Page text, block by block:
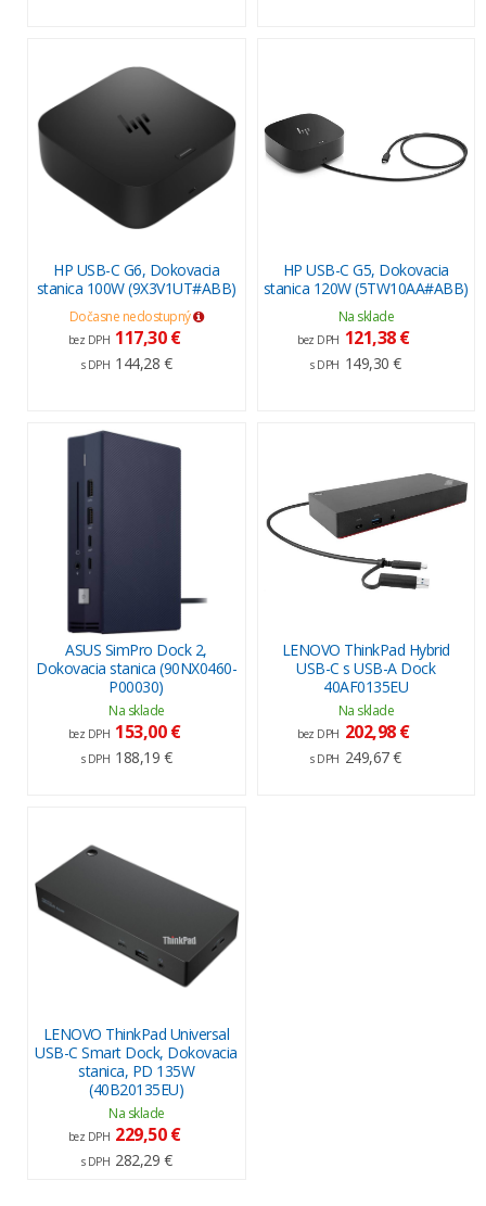
HP USB-C G6, Dokovacia
stanica 100W (9X3V1UT#ABB)
Dočasne nedostupný
bez DPH 117,30 €
s DPH 144,28 €
HP USB-C G5, Dokovacia
stanica 120W (5TW10AA#ABB)
Na sklade
bez DPH 121,38 €
s DPH 149,30 €
ASUS SimPro Dock 2,
Dokovacia stanica (90NX0460-
P00030)
Na sklade
bez DPH 153,00 €
s DPH 188,19 €
LENOVO ThinkPad Hybrid
USB-C s USB-A Dock
40AF0135EU
Na sklade
bez DPH 202,98 €
s DPH 249,67 €
LENOVO ThinkPad Universal
USB-C Smart Dock, Dokovacia
stanica, PD 135W
(40B20135EU)
Na sklade
bez DPH 229,50 €
s DPH 282,29 €